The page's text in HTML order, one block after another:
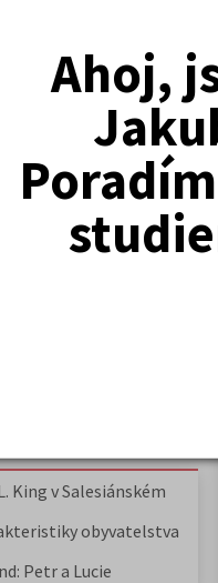
Ahoj,
King v Salesiánském
obyvatelstva
Petr a Lucie